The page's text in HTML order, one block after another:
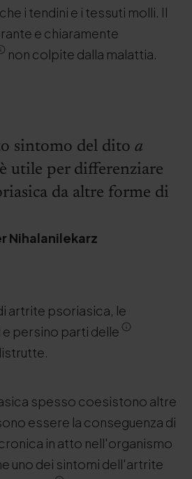
i tendini e i tessuti molli. Il
e chiaramente
non colpite dalla malattia.
sintomo del dito a
è utile per differenziare
da altre forme di
Nihalanilekarz
artrite psoriasica, le
persino parti delle
spesso coesistono altre
essere la conseguenza di
in atto nell'organismo
uno dei sintomi dell'artrite